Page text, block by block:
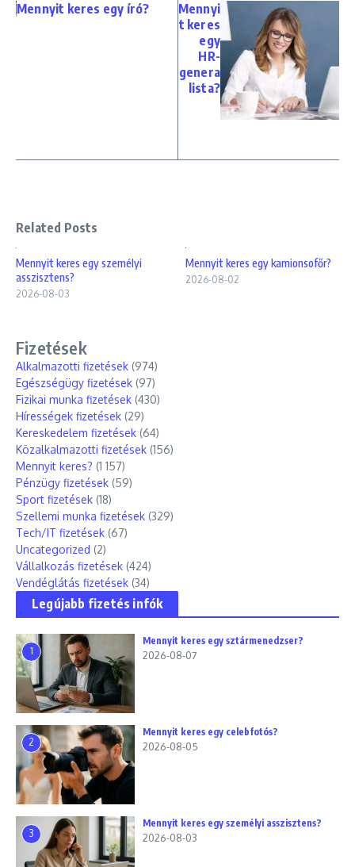
Mennyit keres egy író?
Mennyi
t keres
egy
HR-
genera
lista?
Related Posts
Mennyit keres egy személyi
asszisztens?
2026-08-03
Mennyit keres egy kamionsofőr?
2026-08-02
Fizetések
Alkalmazotti fizetések (974)
Egészségügy fizetések (97)
Fizikai munka fizetések (430)
Hírességek fizetések (29)
Kereskedelem fizetések (64)
Közalkalmazotti fizetések (156)
Mennyit keres? (1 157)
Pénzügy fizetések (59)
Sport fizetések (18)
Szellemi munka fizetések (329)
Tech/IT fizetések (67)
Uncategorized (2)
Vállalkozás fizetések (424)
Vendéglátás fizetések (34)
Legújabb fizetés infók
1
Mennyit keres egy sztármenedzser?
2026-08-07
2
Mennyit keres egy celebfotós?
2026-08-05
3
Mennyit keres egy személyi asszisztens?
2026-08-03